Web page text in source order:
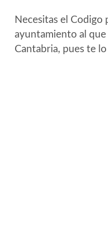
Necesitas el Codigo
ayuntamiento al
Cantabria, pues te